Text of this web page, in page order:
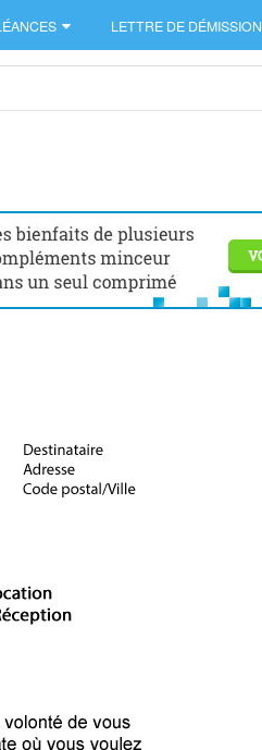
LETTRE DE DÉMISSION